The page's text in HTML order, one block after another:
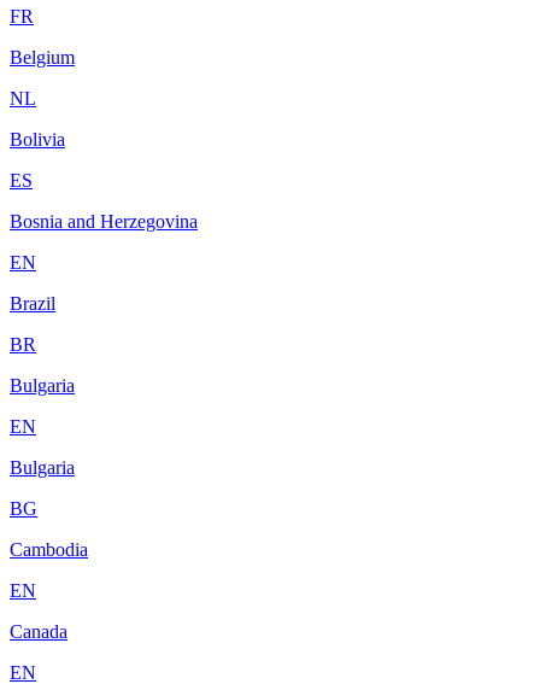
FR
Belgium
NL
Bolivia
ES
Bosnia and Herzegovina
EN
Brazil
BR
Bulgaria
EN
Bulgaria
BG
Cambodia
EN
Canada
EN